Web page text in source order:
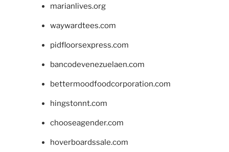
marianlives.org
waywardtees.com
pidfloorsexpress.com
bancodevenezuelaen.com
bettermoodfoodcorporation.com
hingstonnt.com
chooseagender.com
hoverboardssale.com